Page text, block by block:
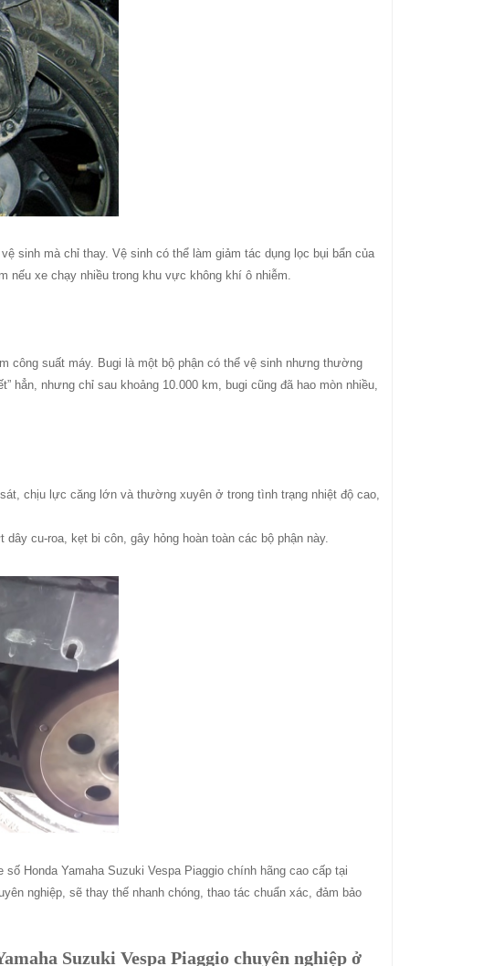
sinh mà chỉ thay. Vệ sinh có thể làm giảm tác dụng lọc bụi bẩn của
nếu xe chạy nhiều trong khu vực không khí ô nhiễm.
công suất máy. Bugi là một bộ phận có thể vệ sinh nhưng thường
nhưng chỉ sau khoảng 10.000 km, bugi cũng đã hao mòn nhiều,
chịu lực căng lớn và thường xuyên ở trong tình trạng nhiệt độ cao,
cu-roa, kẹt bi côn, gây hỏng hoàn toàn các bộ phận này.
Honda Yamaha Suzuki Vespa Piaggio chính hãng cao cấp tại
nghiệp, sẽ thay thế nhanh chóng, thao tác chuẩn xác, đảm bảo
Suzuki Vespa Piaggio chuyên nghiệp ở